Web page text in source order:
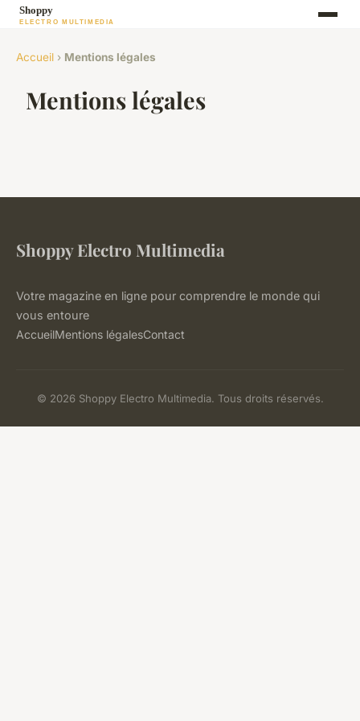
Accueil › Mentions légales
Mentions légales
Shoppy Electro Multimedia
Votre magazine en ligne pour comprendre le monde qui
vous entoure
AccueilMentions légalesContact
© 2026 Shoppy Electro Multimedia. Tous droits réservés.